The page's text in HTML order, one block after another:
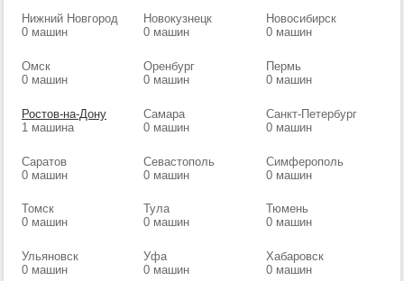
Нижний Новгород
0 машин
Новокузнецк
0 машин
Новосибирск
0 машин
Омск
0 машин
Оренбург
0 машин
Пермь
0 машин
Ростов-на-Дону
1 машина
Самара
0 машин
Санкт-Петербург
0 машин
Саратов
0 машин
Севастополь
0 машин
Симферополь
0 машин
Томск
0 машин
Тула
0 машин
Тюмень
0 машин
Ульяновск
0 машин
Уфа
0 машин
Хабаровск
0 машин